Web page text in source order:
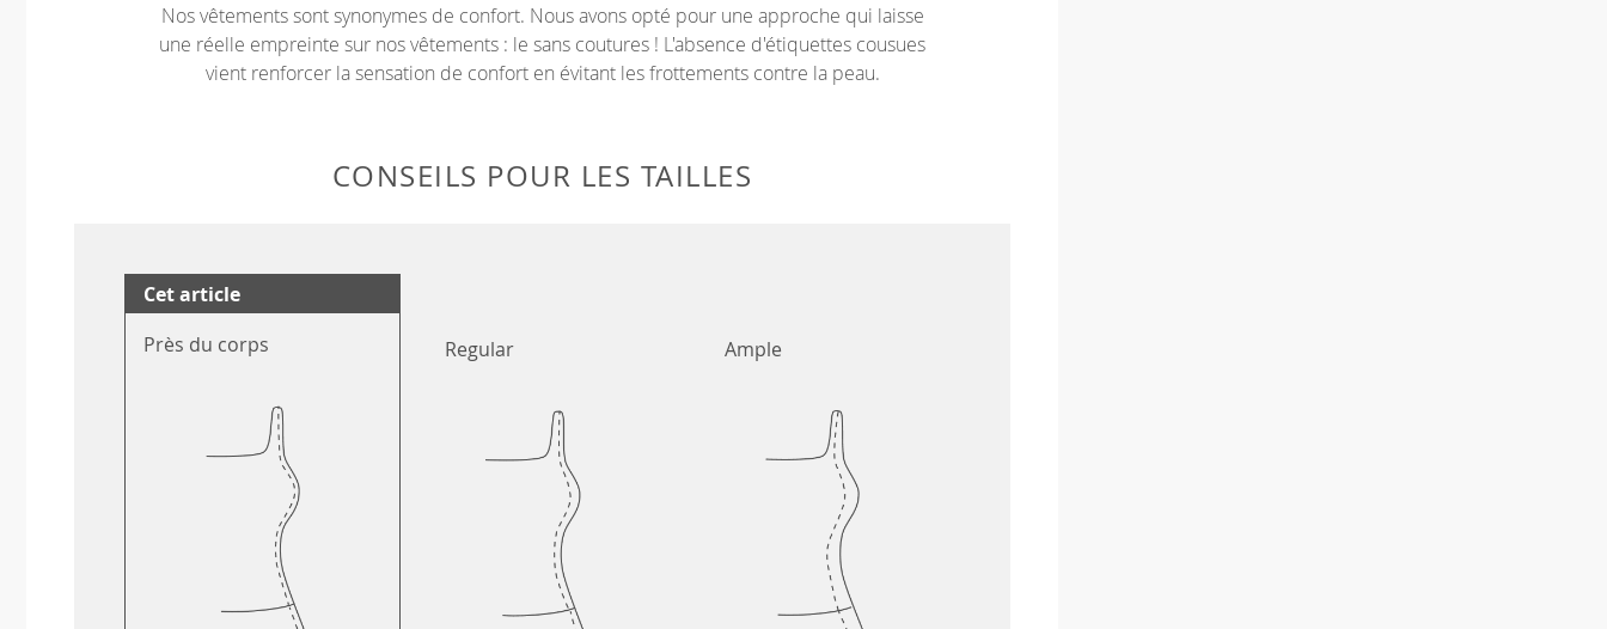
Nos vêtements sont synonymes de confort. Nous avons opté pour une approche qui laisse
une réelle empreinte sur nos vêtements : le sans coutures ! L'absence d'étiquettes cousues
vient renforcer la sensation de confort en évitant les frottements contre la peau.
CONSEILS POUR LES TAILLES
Cet article
Près du corps
Regular Ample